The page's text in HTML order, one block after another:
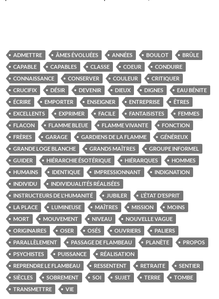
ADMETTRE ÂMES ÉVOLUÉES ANNÉES BOULOT
BRÛLE
CAPABLE
CAPABLES CLASSE COEUR
CONDUIRE
CONNAISSANCE
CONSERVER COULEUR
CRITIQUER
CRUCIFIX
DÉSIR DEVENIR DIEUX DIGNES
EAU BÉNITE
ÉCRIRE
EMPORTER ENSEIGNER ENTREPRISE
ÊTRES
EXCELLENTS
EXPRIMER FACILE FANTAISISTES
FEMMES
FLACON
FLAMME BLEUE FLAMME VIVANTE
FONCTION
FRÈRES
GARAGE GARDIENS DE LA FLAMME
GÉNÉREUX
GRANDE LOGE BLANCHE
GRANDS MAÎTRES
GROUPE INFORMEL
GUIDER
HIÉRARCHIE ÉSOTÉRIQUE HIÉRARQUES
HOMMES
HUMAINS
IDENTIQUE IMPRESSIONNANT
INDIGNATION
INDIVIDU
INDIVIDUALITÉS RÉALISÉES
INSTRUCTEURS DE L'HUMANITÉ
JUBILER
L’ÉTAT D’ESPRIT
LA PLACE
LUMINEUSE MAÎTRES MISSION
MOINS
MORT
MOUVEMENT NIVEAU
NOUVELLE VAGUE
ORIGINAIRES
OSER OSÉS OUVRIERS
PALIERS
PARALLÈLEMENT
PASSAGE DE FLAMBEAU PLANÈTE
PROPOS
PSYCHISTES
PUISSANCE
RÉALISATION
REPRENDRE LE FLAMBEAU
RESSENTENT RETRAITE
SENTIER
SIÈCLES
SOBREMENT SOI SUJET TERRE
TOMBE
TRANSMETTRE
VIE